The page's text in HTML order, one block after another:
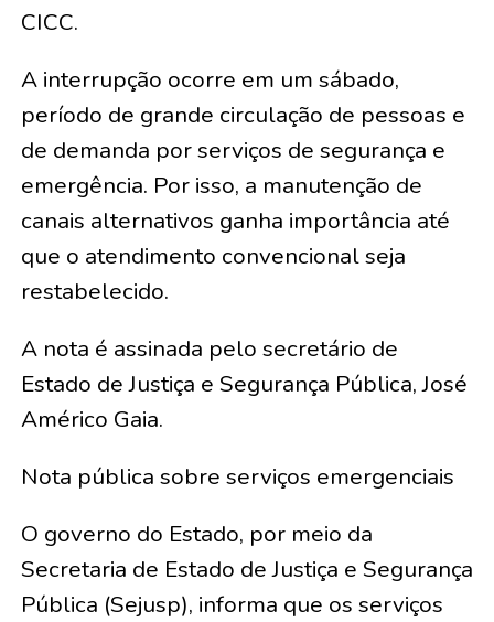
CICC.
A interrupção ocorre em um sábado,
período de grande circulação de pessoas e
de demanda por serviços de segurança e
emergência. Por isso, a manutenção de
canais alternativos ganha importância até
que o atendimento convencional seja
restabelecido.
A nota é assinada pelo secretário de
Estado de Justiça e Segurança Pública, José
Américo Gaia.
Nota pública sobre serviços emergenciais
O governo do Estado, por meio da
Secretaria de Estado de Justiça e Segurança
Pública (Sejusp), informa que os serviços